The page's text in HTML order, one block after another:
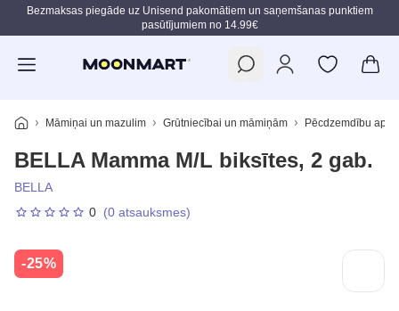
Pāriet uz galveno saturu
Bezmaksas piegāde uz Unisend pakomātiem un saņemšanas punktiem
pasūtījumiem no 14.99€
Māmiņai un mazulim Grūtniecībai un māmiņām Pēcdzemdību
BELLA Mamma M/L biksītes, 2 gab.
BELLA
0 (0 atsauksmes)
-25%